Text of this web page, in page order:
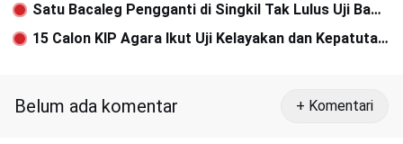
Satu Bacaleg Pengganti di Singkil Tak Lulus Uji Baca
Al-Quran
15 Calon KIP Agara Ikut Uji Kelayakan dan Kepatutan
Belum ada komentar + Komentari